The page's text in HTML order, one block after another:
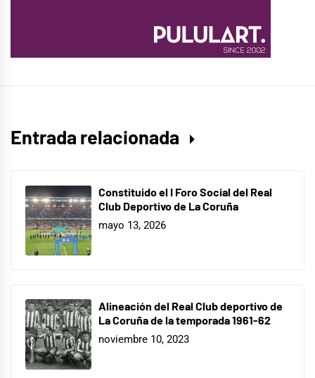
Entrada relacionada
Constituido el I Foro Social del Real
Club Deportivo de La Coruña
mayo 13, 2026
Alineación del Real Club deportivo de
La Coruña de la temporada 1961-62
noviembre 10, 2023